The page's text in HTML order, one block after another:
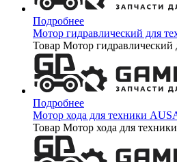
Подробнее
Мотор гидравлический для
Товар Мотор
Подробнее
Мотор хода для техники
Товар Мотор хода для